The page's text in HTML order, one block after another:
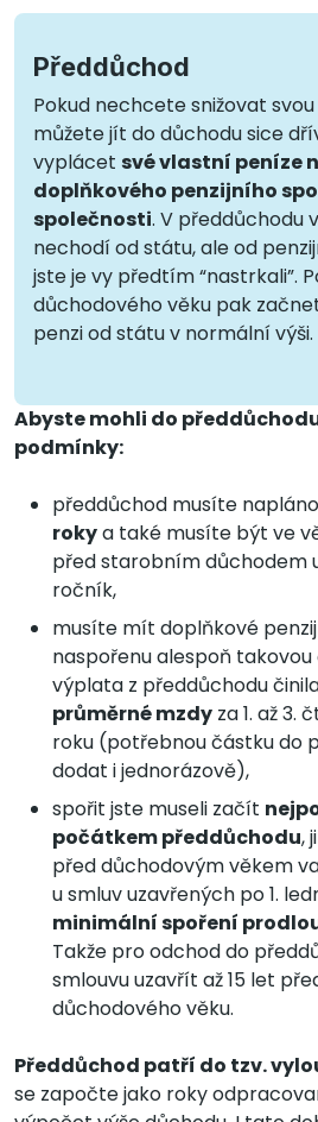
Předdůchod
Pokud nechcete snižovat
můžete jít do důchodu sice
vyplácet své vlastní peníze
doplňkového penzijního
společnosti. V předdůchodu
nechodí od státu, ale od
jste je vy předtím “nastrkali”.
důchodového věku pak
penzi od státu v normální výši.
Abyste mohli do
podmínky:
předdůchod musíte
rokya také musíte být ve
před starobním důchodem
ročník,
musíte mít doplňkové
naspořenu alespoň
výplata z předdůchodu
průměrné mzdy za 1. až
roku (potřebnou částku do
dodat i jednorázově),
spořit jste museli začít
počátkem předdůchodu,
před důchodovým věkem
u smluv uzavřených po 1.
minimální spoření
Takže pro odchod do
smlouvu uzavřít až 15 let
důchodového věku.
Předdůchod patří do tzv.
se započte jako roky